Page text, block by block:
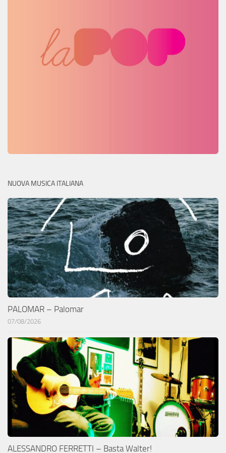
NUOVA MUSICA ITALIANA
PALOMAR – Palomar
07/08/2026
ALESSANDRO FERRETTI – Basta Walter!